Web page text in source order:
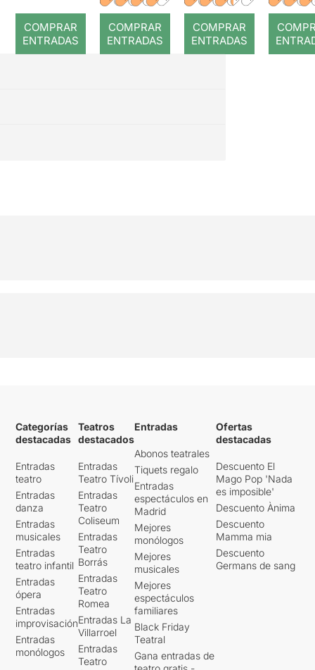
COMPRAR
ENTRADAS
COMPRAR
ENTRADAS
COMPRAR
ENTRADAS
Categorías
destacadas
Entradas
teatro
Entradas
danza
Entradas
musicales
Entradas
teatro infantil
Entradas
ópera
Entradas
improvisación
Entradas
monólogos
Teatros
destacados
Entradas
Teatro Tívoli
Entradas
Teatro
Coliseum
Entradas
Teatro
Borrás
Entradas
Teatro
Romea
Entradas La
Villarroel
Entradas
Teatro
Entradas
Abonos teatrales
Tiquets regalo
Entradas
espectáculos en
Madrid
Mejores
monólogos
Mejores
musicales
Mejores
espectáculos
familiares
Black Friday
Teatral
Gana entradas de
Ofertas
destacadas
Descuento El
Mago Pop 'Nada
es imposible'
Descuento Ànima
Descuento
Mamma mia
Descuento
Germans de sang